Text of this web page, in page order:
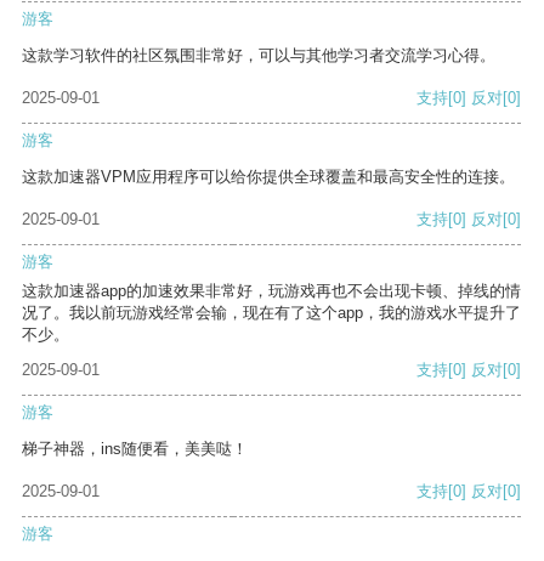
游客
这款学习软件的社区氛围非常好，可以与其他学习者交流学习心得。
2025-09-01 支持[0] 反对[0]
游客
这款加速器VPM应用程序可以给你提供全球覆盖和最高安全性的连接。
2025-09-01 支持[0] 反对[0]
游客
这款加速器app的加速效果非常好，玩游戏再也不会出现卡顿、掉线的情
况了。我以前玩游戏经常会输，现在有了这个app，我的游戏水平提升了
不少。
2025-09-01
支持[0] 反对[0]
游客
梯子神器，ins随便看，美美哒！
2025-09-01 支持[0] 反对[0]
游客